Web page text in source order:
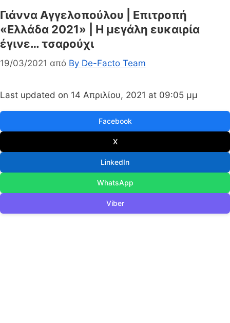
Γιάννα Αγγελοπούλου | Επιτροπή
«Ελλάδα 2021» | Η μεγάλη ευκαιρία
έγινε… τσαρούχι
19/03/2021 από By De-Facto Team
Last updated on 14 Απριλίου, 2021 at 09:05 μμ
Facebook
X
LinkedIn
WhatsApp
Viber